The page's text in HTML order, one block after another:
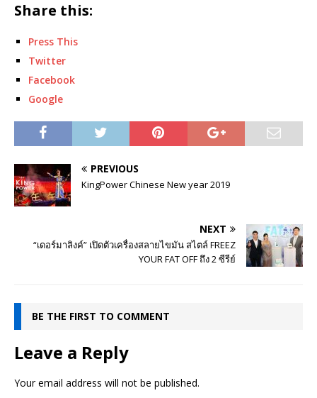
Share this:
Press This
Twitter
Facebook
Google
PREVIOUS
KingPower Chinese New year 2019
NEXT
“เดอร์มาลิงค์” เปิดตัวเครื่องสลายไขมัน สไตล์ FREEZ
YOUR FAT OFF ถึง 2 ซีรีย์
BE THE FIRST TO COMMENT
Leave a Reply
Your email address will not be published.